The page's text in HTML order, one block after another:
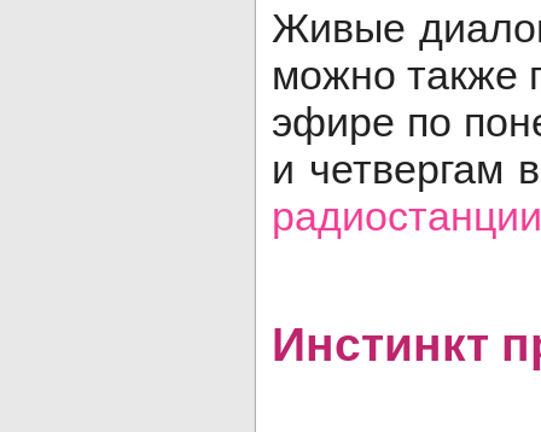
Живые
можно также
эфире по
и четвергам
радиостанции
Инстинкт